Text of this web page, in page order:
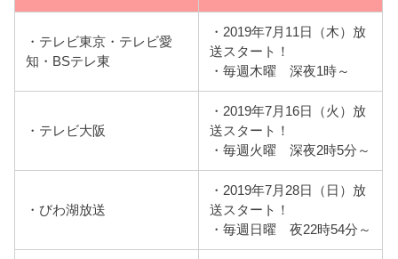
・テレビ東京・テレビ愛
知・BSテレ東
・2019年7月11日（木）放
送スタート！
・毎週木曜 深夜1時～
・テレビ大阪
・2019年7月16日（火）放
送スタート！
・毎週火曜 深夜2時5分～
・びわ湖放送
・2019年7月28日（日）放
送スタート！
・毎週日曜 夜22時54分～